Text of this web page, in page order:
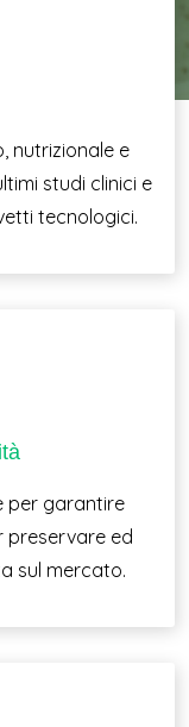
nutrizionale e
studi clinici e
tecnologici.
per garantire
preservare ed
sul mercato.